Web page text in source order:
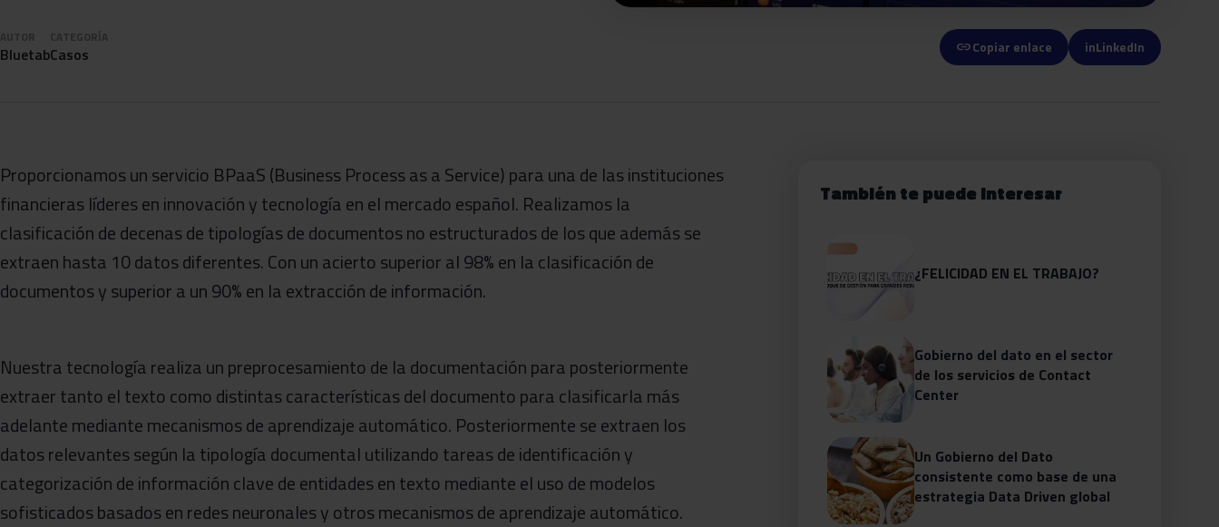
AUTOR
Bluetab
CATEGORÍA
Casos linkCopiar enlace inLinkedIn
Proporcionamos un servicio BPaaS (Business Process as a Service) para una de las instituciones
financieras líderes en innovación y tecnología en el mercado español. Realizamos la
clasificación de decenas de tipologías de documentos no estructurados de los que además se
extraen hasta 10 datos diferentes. Con un acierto superior al 98% en la clasificación de
documentos y superior a un 90% en la extracción de información.
Nuestra tecnología realiza un preprocesamiento de la documentación para posteriormente
extraer tanto el texto como distintas características del documento para clasificarla más
adelante mediante mecanismos de aprendizaje automático. Posteriormente se extraen los
datos relevantes según la tipología documental utilizando tareas de identificación y
categorización de información clave de entidades en texto mediante el uso de modelos
sofisticados basados en redes neuronales y otros mecanismos de aprendizaje automático.
También te puede interesar
¿FELICIDAD EN EL TRABAJO?
Gobierno del dato en el sector
de los servicios de Contact
Center
Un Gobierno del Dato
consistente como base de una
estrategia Data Driven global